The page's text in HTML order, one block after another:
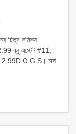
02/2012
চিত্র কমিকস
ব্লু এস্টেট #11,
মার্স